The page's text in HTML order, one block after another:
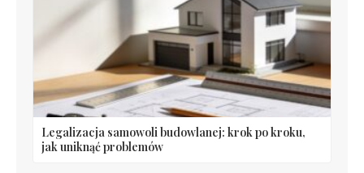
Legalizacja samowoli budowlanej: krok po kroku,
jak uniknąć problemów